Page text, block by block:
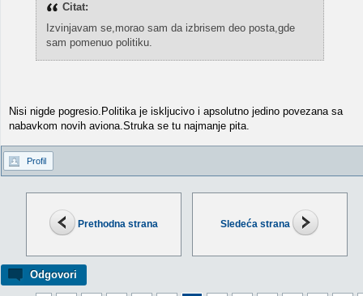
Prethodna strana Sledeća strana
Odgovori
Citat:
Izvinjavam se,morao sam da izbrisem deo posta,gde
sam pomenuo politiku.
Nisi nigde pogresio.Politika je iskljucivo i apsolutno jedino povezana sa
nabavkom novih aviona.Struka se tu najmanje pita.
Profil